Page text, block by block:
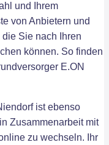
und Ihrem
von Anbietern und
Sie nach Ihren
können. So finden
E.ON
ist ebenso
Zusammenarbeit mit
zu wechseln. Ihr